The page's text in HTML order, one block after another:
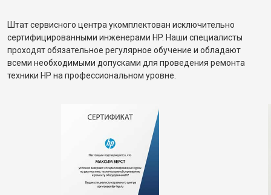
Штат сервисного центра укомплектован исключительно
сертифицированными инженерами HP. Наши специалисты
проходят обязательное регулярное обучение и обладают
всеми необходимыми допусками для проведения ремонта
техники HP на профессиональном уровне.